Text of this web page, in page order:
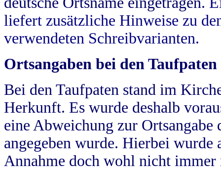
liefert zusätzliche Hinweise zu
verwendeten Schreibvarianten.
Ortsangaben bei den Taufpaten
Bei den Taufpaten stand im
Herkunft. Es wurde deshalb
eine Abweichung zur
angegeben wurde. Hierbei wurde
Annahme doch wohl nicht